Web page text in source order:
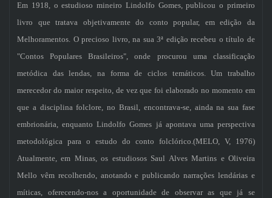
Em 1918, o estudioso mineiro Lindolfo Gomes, publicou o primeiro
livro que tratava objetivamente do conto popular, em edição da
Melhoramentos. O precioso livro, na sua 3ª edição recebeu o título de
"Contos Populares Brasileiros", onde procurou uma classificação
metódica das lendas, na forma de ciclos temáticos. Um trabalho
merecedor do maior respeito, de vez que foi elaborado no momento em
que a disciplina folclore, no Brasil, encontrava-se, ainda na sua fase
embrionária, enquanto Lindolfo Gomes já apontava uma perspectiva
metodológica para o estudo do conto folclórico.(MELO, V, 1976)
Atualmente, em Minas, os estudiosos Saul Alves Martins e Oliveira
Mello vêm recolhendo, anotando e publicando narrações lendárias e
míticas, oferecendo-nos a oportunidade de observar as que já se